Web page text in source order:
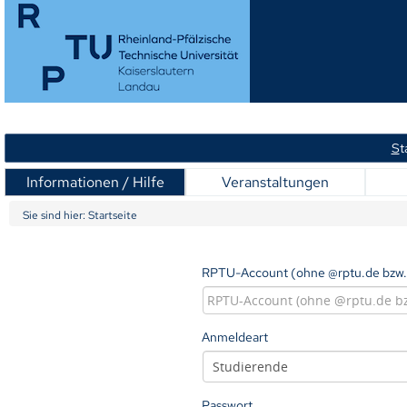
S
Informationen / Hilfe Veranstaltungen
Sie sind hier: Startseite
RPTU-Account (ohne @rptu.de
Anmeldeart